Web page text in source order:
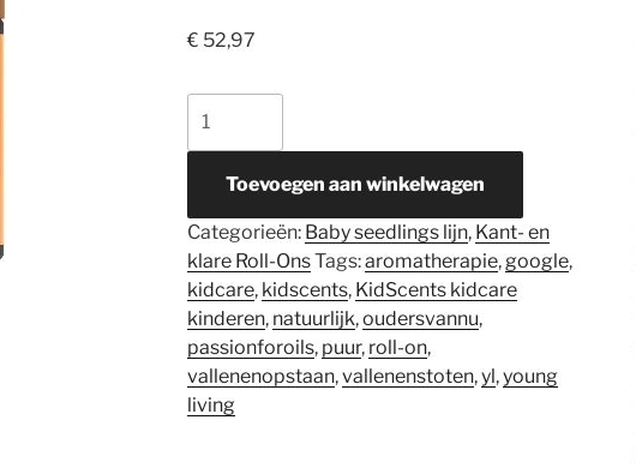
€ 52,97
KidCare
aantal
Toevoegen aan winkelwagen
Categorieën: Baby seedlings lijn, Kant- en
klare Roll-OnsTags:aromatherapie,google,
kidcare, kidscents, KidScents kidcare
kinderen, natuurlijk,oudersvannu,
passionforoils, puur, roll-on,
vallenenopstaan,vallenenstoten,yl,young
living